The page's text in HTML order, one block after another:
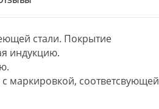
стали. Покрытие
индукцию.
маркировкой, соответсвующей